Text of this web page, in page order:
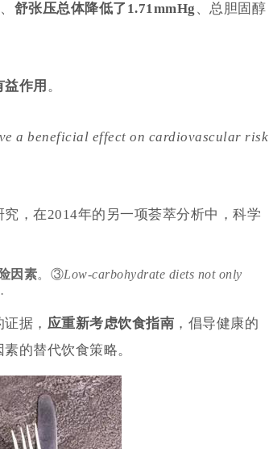
舒张压总体降低了1.71mmHg 、总胆固醇
作用 。
a beneficial effect on cardiovascular risk
，在2014年的另一项荟萃分析中，科学
因素。 ③Low-carbohydrate diets not only
据， 应重新考虑饮食指南 ，倡导健康的
的替代饮食策略。